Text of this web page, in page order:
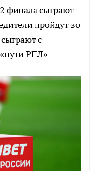
финала сыграют
пройдут во
с
РПЛ»